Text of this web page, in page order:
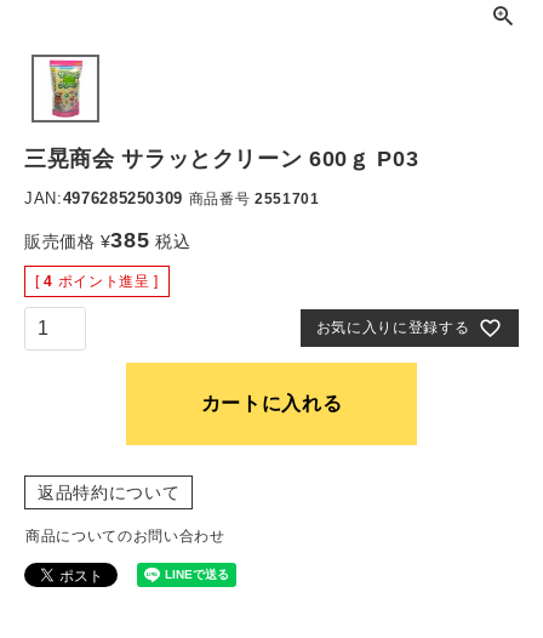
三晃商会 サラッとクリーン 600ｇ P03
JAN:4976285250309 商品番号 2551701
販売価格 ¥385 税込
[ 4 ポイント進呈 ]
お気に入りに登録する
カートに入れる
返品特約について
商品についてのお問い合わせ